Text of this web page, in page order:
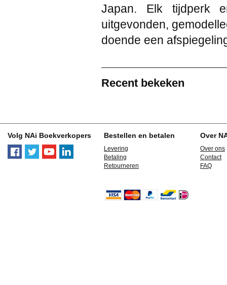
Japan. Elk tijdperk
uitgevonden,
doende een
Recent bekeken
Volg NAi Boekverkopers Bestellen en betalen
Levering
Betaling
Retourneren
Over
Over ons
Contact
FAQ